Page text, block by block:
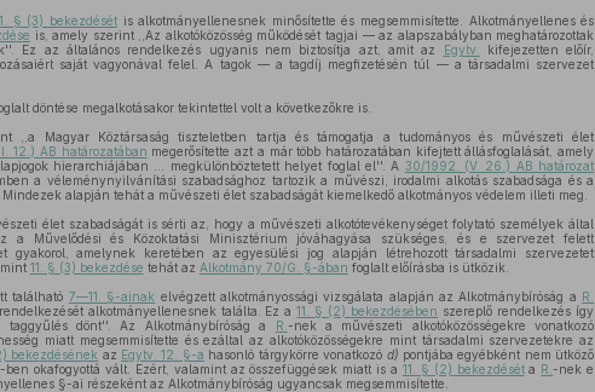
§ (3) bekezdését is alkotmányellenesnek minősítette és megsemmisítette. Alkotmányellenes és
is, amely szerint ,,Az alkotóközösség működését tagjai — az alapszabályban meghatározottak
Ez az általános rendelkezés ugyanis nem biztosítja azt, amit az
Egytv.
kifejezetten előír,
saját vagyonával felel. A tagok — a tagdíj megfizetésén túl — a társadalmi szervezet
döntése megalkotásakor tekintettel volt a következőkre is.
,,a Magyar Köztársaság tiszteletben tartja és támogatja a tudományos és művészeti élet
12.) AB határozatában megerősítette azt a már több határozatában kifejtett állásfoglalását, amely
hierarchiájában ... megkülönböztetett helyet foglal el''. A 30/1992. (V. 26.) AB határozat
a véleménynyilvánítási szabadsághoz tartozik a művészi, irodalmi alkotás szabadsága és a
alapján tehát a művészeti élet szabadságát kiemelkedő alkotmányos védelem illeti meg.
élet szabadságát is sérti az, hogy a művészeti alkotótevékenységet folytató személyek által
a Művelődési és Közoktatási Minisztérium jóváhagyása szükséges, és e szervezet felett
gyakorol, amelynek keretében az egyesülési jog alapján létrehozott társadalmi szervezetet
11. § (3) bekezdése tehát az Alkotmány 70/G. §-ában foglalt előírásba is ütközik.
található 7—11. §-ainak elvégzett alkotmányossági vizsgálata alapján az Alkotmánybíróság a R.
alkotmányellenesnek találta. Ez a11. § (2) bekezdésében szereplő rendelkezés így
taggyűlés dönt''. Az Alkotmánybíróság a
R. -nek a művészeti alkotóközösségekre vonatkozó
miatt megsemmisítette és ezáltal az alkotóközösségekre mint társadalmi szervezetekre az
bekezdésének az Egytv. 12. §-a hasonló tárgykörre vonatkozó d) pontjába egyébként nem ütköző
-ben okafogyottá vált. Ezért, valamint az összefüggések miatt is a 11. § (2) bekezdéséta R.-nek e
§-ai részeként az Alkotmánybíróság ugyancsak megsemmisítette.